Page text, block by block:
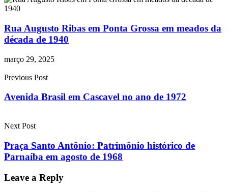
Rua Augusto Ribas em Ponta Grossa em meados da
década de 1940
março 29, 2025
Previous Post
Avenida Brasil em Cascavel no ano de 1972
Next Post
Praça Santo Antônio: Patrimônio histórico de
Parnaíba em agosto de 1968
Leave a Reply